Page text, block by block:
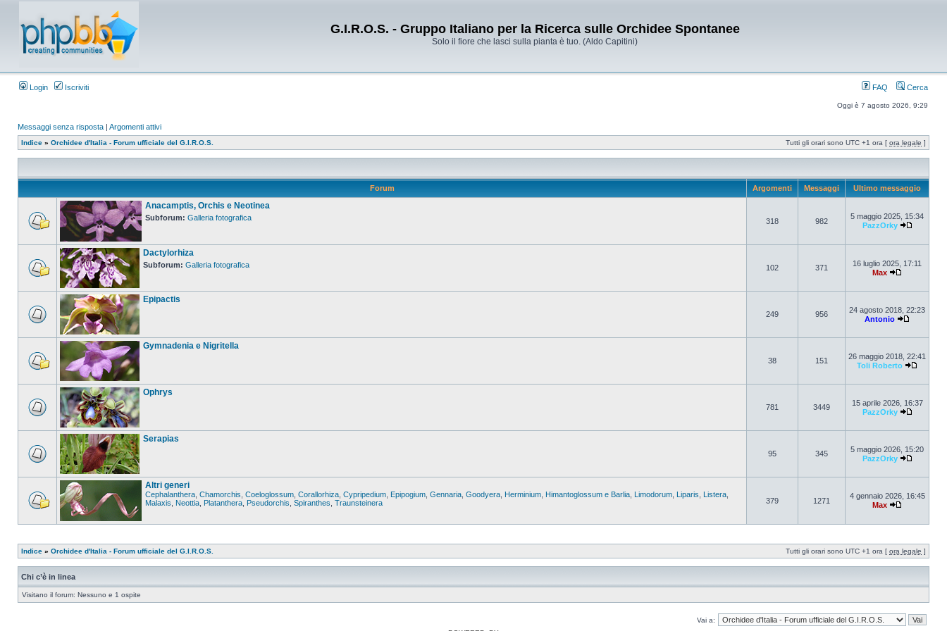
G.I.R.O.S. - Gruppo Italiano per la Ricerca sulle Orchidee Spontanee
Solo il fiore che lasci sulla pianta è tuo. (Aldo Capitini)
Login Iscriviti FAQ Cerca
Oggi è 7 agosto 2026, 9:29
Messaggi senza risposta | Argomenti attivi
Indice » Orchidee d'Italia - Forum ufficiale del G.I.R.O.S. Tutti gli orari sono UTC +1 ora [ ora legale ]
Forum Argomenti Messaggi Ultimo messaggio
Anacamptis, Orchis e Neotinea
Subforum: Galleria fotografica 318 982
5 maggio 2025, 15:34
PazzOrky
Dactylorhiza
Subforum: Galleria fotografica 102 371
16 luglio 2025, 17:11
Max
Epipactis
249 956
24 agosto 2018, 22:23
Antonio
Gymnadenia e Nigritella
38 151
26 maggio 2018, 22:41
Toli Roberto
Ophrys
781 3449
15 aprile 2026, 16:37
PazzOrky
Serapias
95 345
5 maggio 2026, 15:20
PazzOrky
Altri generi
Cephalanthera Chamorchis Coeloglossum Corallorhiza Cypripedium Epipogium Gennaria Goodyera Herminium Himantoglossum e Barlia Limodorum Liparis Listera
Malaxis
Neottia Platanthera Pseudorchis Spiranthes Traunsteinera 379 1271
4 gennaio 2026, 16:45
Max
Indice » Orchidee d'Italia - Forum ufficiale del G.I.R.O.S. Tutti gli orari sono UTC +1 ora [ ora legale ]
Chi c’è in linea
Visitano il forum: Nessuno e 1 ospite
Vai a: